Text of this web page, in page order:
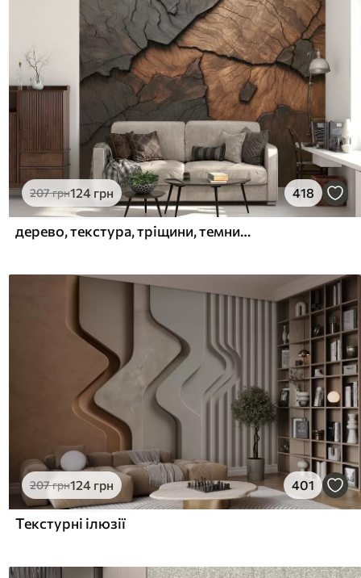
207грн124 грн 418
дерево, текстура, тріщини, темний, кора, поверхня
207грн124 грн 401
Текстурні ілюзії